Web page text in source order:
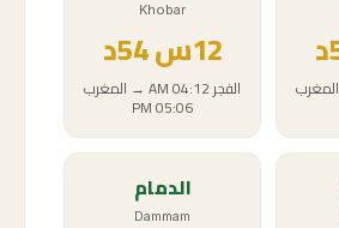
المغرب
Khobar
12س54د
الفجر04:12 AM
→ المغرب
05:06 PM
الدمام
Dammam